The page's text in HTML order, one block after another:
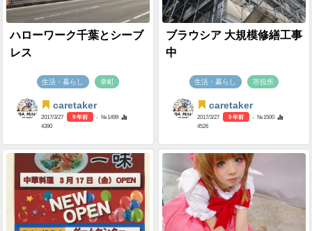
ハローワーク千葉とシーブ
レス
生活・暮らし 幸町
caretaker
2017/3/27 9 年前
- №1499
4390
ブラウシア 大規模修繕工事
中
生活・暮らし 市役所
caretaker
2017/3/27 9 年前
- №1500
4526